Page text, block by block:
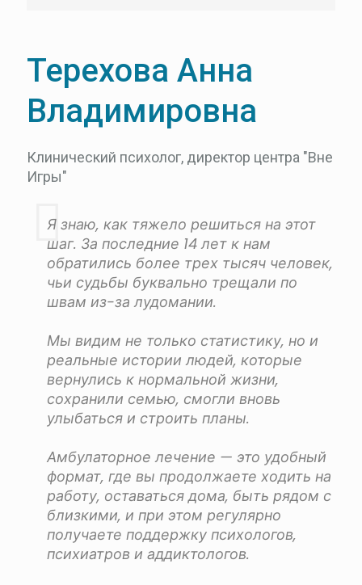
Терехова Анна
Владимировна
Клинический психолог, директор центра "Вне
Игры"
Я знаю, как тяжело решиться на этот
шаг. За последние 14 лет к нам
обратились более трех тысяч человек,
чьи судьбы буквально трещали по
швам из-за лудомании.
Мы видим не только статистику, но и
реальные истории людей, которые
вернулись к нормальной жизни,
сохранили семью, смогли вновь
улыбаться и строить планы.
Амбулаторное лечение — это удобный
формат, где вы продолжаете ходить на
работу, оставаться дома, быть рядом с
близкими, и при этом регулярно
получаете поддержку психологов,
психиатров и аддиктологов.